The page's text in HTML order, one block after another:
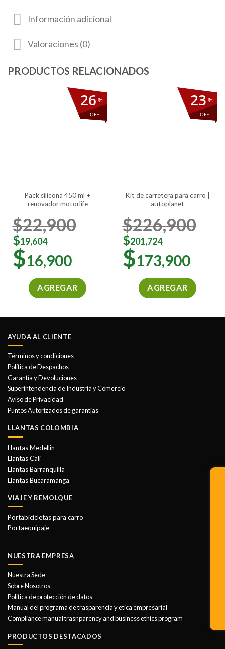
Información adicional
Valoraciones (0)
%
OFF
26
pack silicona 450 ml +
renovador motorlife
$22,900
$19,604
$16,900
AGREGAR
%
OFF
23
kit de carretera para carro |
autoplanet
$226,900
$201,724
$173,900
AGREGAR
AYUDA AL CLIENTE
Términos y condiciones
Política de Despachos
Garantía y Devoluciones
Superintendencia de Industria y Comercio
Aviso de Privacidad
Puntos Autorizados de garantias
LLANTAS COLOMBIA
Llantas Medellin
Llantas Cali
Llantas Barranquilla
Llantas Bucaramanga
VIAJE Y REMOLQUE
Portabicicletas para carro
Portaequipaje
NUESTRA EMPRESA
Nuestra Sede
Sobre Nosotros
Politica de protección de datos
Manual del programa de trasparencia y etica empresarial
Compliance manual trasnparency and business ethics program
PRODUCTOS DESTACADOS